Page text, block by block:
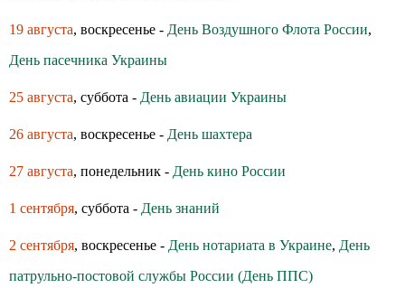
19 августа, воскресенье - День Воздушного Флота России,
День пасечника Украины
25 августа, суббота - День авиации Украины
26 августа, воскресенье - День шахтера
27 августа, понедельник - День кино России
1 сентября, суббота - День знаний
2 сентября, воскресенье - День нотариата в Украине, День
патрульно-постовой службы России (День ППС)